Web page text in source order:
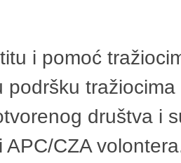
i pomoć
podršku
društva i
APC/CZA